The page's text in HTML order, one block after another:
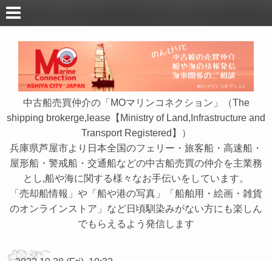
中古船売買仲介の「MOマリンコネクション」（The
shipping brokerge,lease【Ministry of Land,Infrastructure and
Transport Registered】）
兵庫県芦屋市より日本全国のフェリー・旅客船・高速船・
屋形船・警戒船・交通船などの中古船売買の仲介を主業務
とし,船や海に関する様々なお手伝いをしています。
「売却船情報」や「船や港の写真」「船舶用・絵画・雑貨
のオンラインストア」など日頃馴染みがない方にも楽しん
でもらえるよう発信します